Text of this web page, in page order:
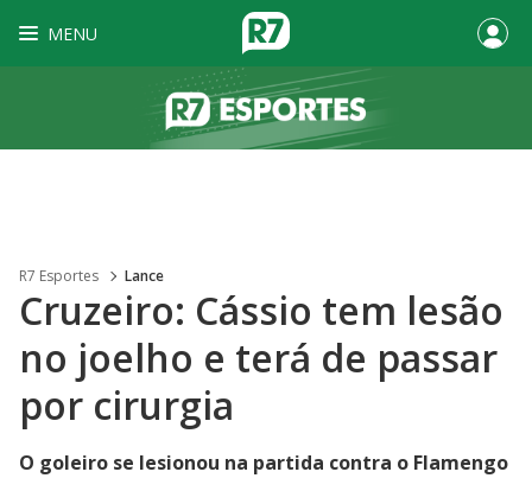
MENU
R7 Esportes Lance
Cruzeiro: Cássio tem lesão
no joelho e terá de passar
por cirurgia
O goleiro se lesionou na partida contra o Flamengo